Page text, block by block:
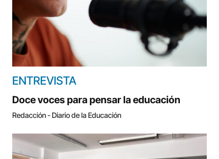
ENTREVISTA
Doce voces para pensar la educación
Redacción - Diario de la Educación